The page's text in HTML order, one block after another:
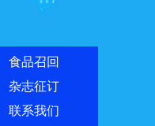
食品召回
杂志征订
联系我们